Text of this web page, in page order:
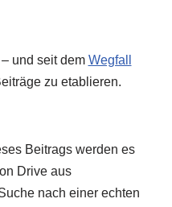
und seit dem Wegfall
zu etablieren.
Beitrags werden es
Drive aus
nach einer echten